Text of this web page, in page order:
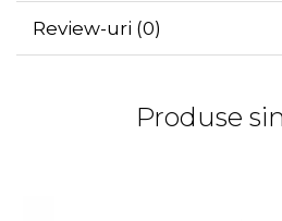
Review-uri (0)
Produse